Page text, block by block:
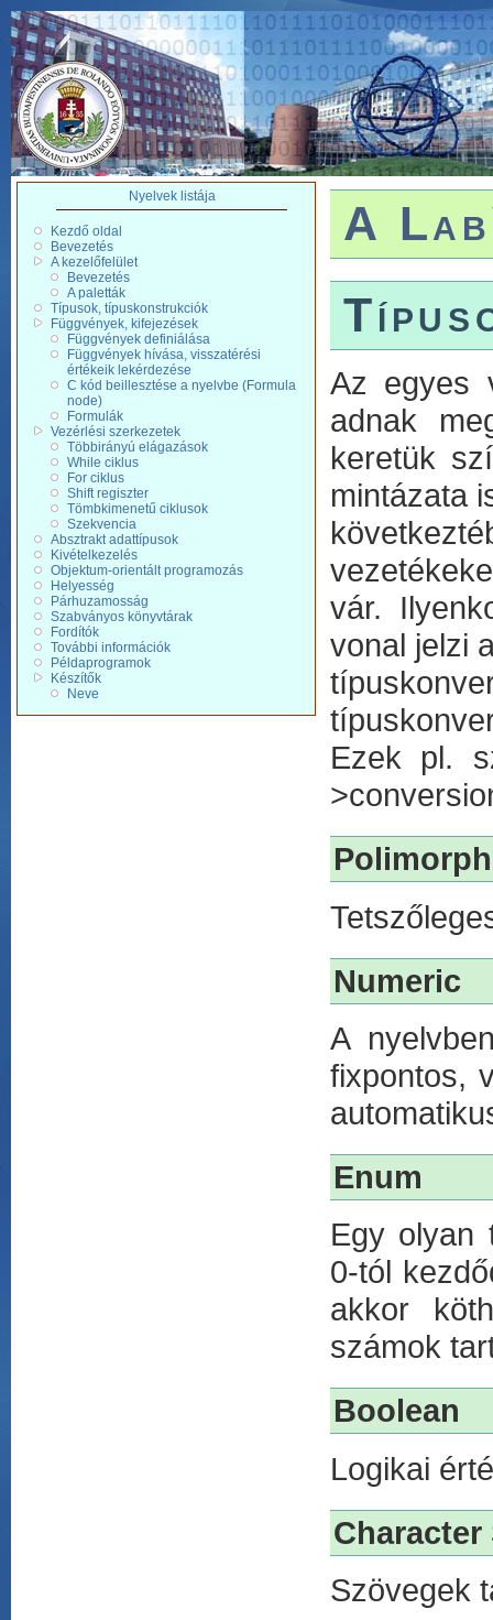
Nyelvek listája
Kezdő oldal
Bevezetés
A kezelőfelület
Bevezetés
A paletták
Típusok, típuskonstrukciók
Függvények, kifejezések
Függvények definiálása
Függvények hívása, visszatérési
értékeik lekérdezése
C kód beillesztése a nyelvbe (Formula
node)
Formulák
Vezérlési szerkezetek
Többirányú elágazások
While ciklus
For ciklus
Shift regiszter
Tömbkimenetű ciklusok
Szekvencia
Absztrakt adattípusok
Kivételkezelés
Objektum-orientált programozás
Helyesség
Párhuzamosság
Szabványos könyvtárak
Fordítók
További információk
Példaprogramok
Készítők
Neve
A
Az egyes
adnak
keretük
mintázata
vár.
vonal jelzi
Ezek pl.
Numeric
A
fixpontos,
Enum
Egy olyan
0-tól
akkor
számok
Boolean
Logikai
Szövegek